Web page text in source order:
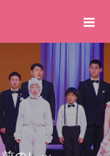
ッ ス ン など を 配